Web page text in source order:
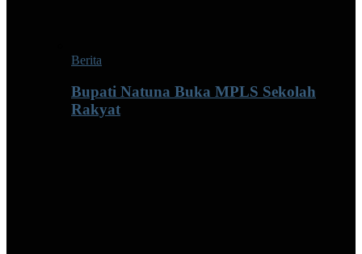
Berita
Bupati Natuna Buka MPLS Sekolah
Rakyat